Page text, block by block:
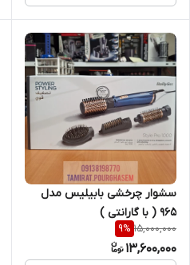
سشوار چرخشی بابیلیس مدل
۹۶۵ ( با گارانتی )
15,000,000
9%
13,600,000